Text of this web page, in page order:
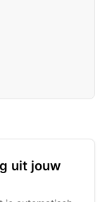
uit jouw